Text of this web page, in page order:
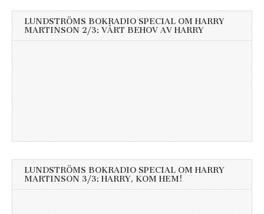
LUNDSTRÖMS BOKRADIO SPECIAL OM HARRY
MARTINSON 2/3: VÅRT BEHOV AV HARRY
LUNDSTRÖMS BOKRADIO SPECIAL OM HARRY
MARTINSON 3/3: HARRY, KOM HEM!